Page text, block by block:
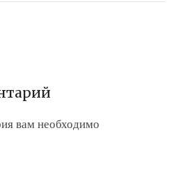
вам необходимо